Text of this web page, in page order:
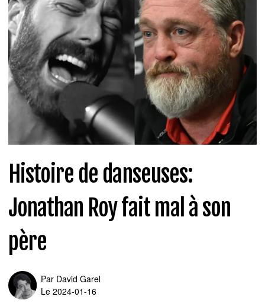
Histoire de danseuses:
Jonathan Roy fait mal à son
père
Par David Garel
Le 2024-01-16